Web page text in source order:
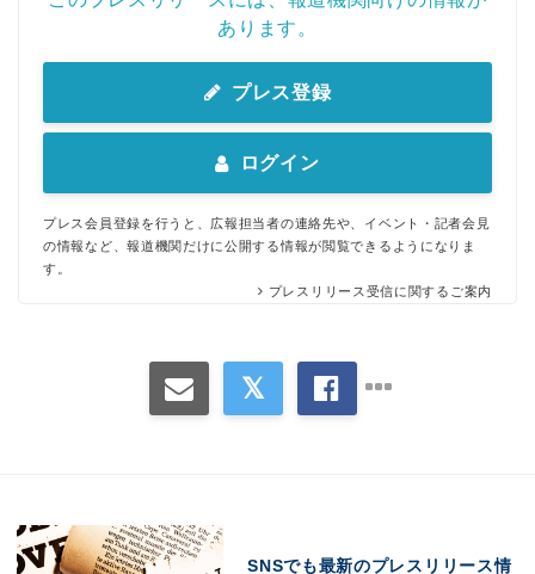
あります。
プレス登録
ログイン
プレス会員登録を行うと、広報担当者の連絡先や、イベント・記者会見
の情報など、報道機関だけに公開する情報が閲覧できるようになりま
す。
プレスリリース受信に関するご案内
SNSでも最新のプレスリリース情